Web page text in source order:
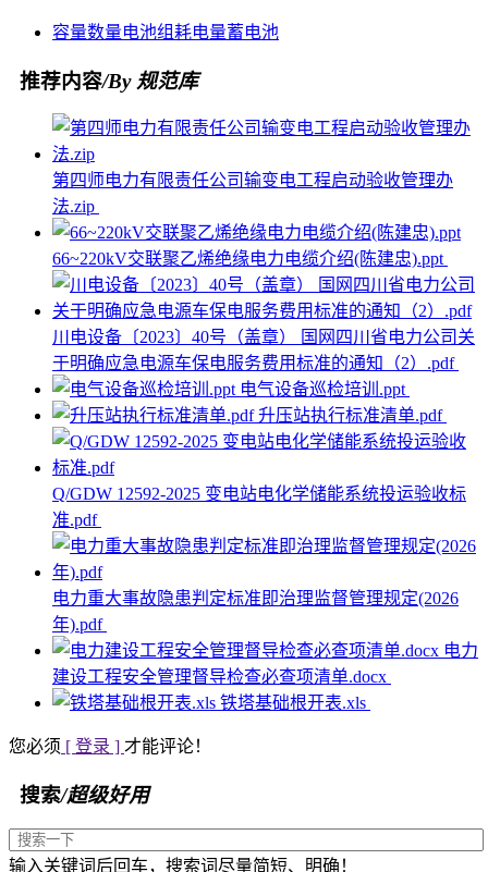
容量数量电池组耗电量蓄电池
推荐内容/By 规范库
第四师电力有限责任公司输变电工程启动验收管理办
法.zip
66~220kV交联聚乙烯绝缘电力电缆介绍(陈建忠).ppt
川电设备〔2023〕40号（盖章） 国网四川省电力公司关
于明确应急电源车保电服务费用标准的通知（2）.pdf
电气设备巡检培训.ppt
升压站执行标准清单.pdf
Q/GDW 12592-2025 变电站电化学储能系统投运验收标
准.pdf
电力重大事故隐患判定标准即治理监督管理规定(2026
年).pdf
电力
建设工程安全管理督导检查必查项清单.docx
铁塔基础根开表.xls
您必须 [ 登录 ] 才能评论！
搜索/超级好用
输入关键词后回车，搜索词尽量简短、明确！